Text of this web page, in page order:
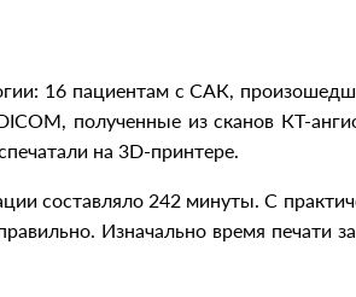
16 пациентам с САК,
полученные из сканов КТ-
на 3D-принтере.
составляло 242 минуты. С
Изначально время печати